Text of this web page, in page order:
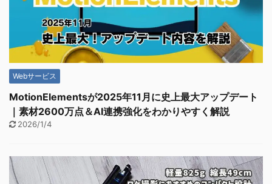
Webサービス
MotionElementsが2025年11月に史上最大アップデート
｜素材2600万点＆AI連携強化をわかりやすく解説
2026/1/4